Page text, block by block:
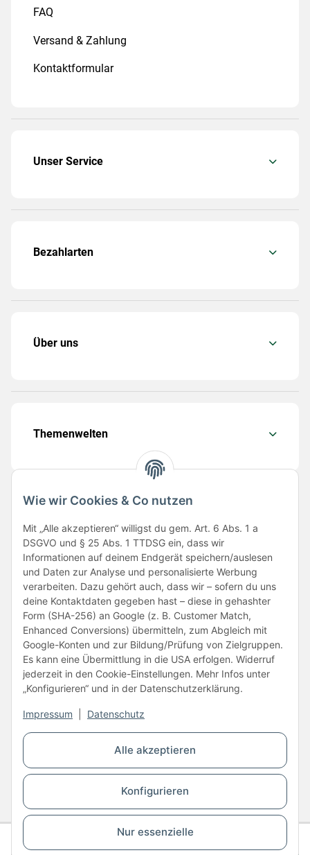
Alle akzeptieren
Konfigurieren
Nur essenzielle
Wie wir Cookies & Co nutzen
Mit „Alle akzeptieren“ willigst du gem. Art. 6 Abs. 1 a
DSGVO und § 25 Abs. 1 TTDSG ein, dass wir
Informationen auf deinem Endgerät speichern/auslesen
und Daten zur Analyse und personalisierte Werbung
verarbeiten. Dazu gehört auch, dass wir – sofern du uns
deine Kontaktdaten gegeben hast – diese in gehashter
Form (SHA-256) an Google (z. B. Customer Match,
Enhanced Conversions) übermitteln, zum Abgleich mit
Google-Konten und zur Bildung/Prüfung von Zielgruppen.
Es kann eine Übermittlung in die USA erfolgen. Widerruf
jederzeit in den Cookie-Einstellungen. Mehr Infos unter
„Konfigurieren“ und in der Datenschutzerklärung.
Impressum Datenschutz
Staffel 1
FAQ
Versand & Zahlung
Kontaktformular
Unser Service
Bezahlarten
Über uns
Themenwelten
Folge uns
Unsere Partner
Vertrag widerrufen
* Alle Preise inkl. gesetzlicher USt., zzgl.Versand
© Copyright © 2026 www.kartons24.de
BB-Verpackungen GmbH
- Brendelweg 167, 27755 Delmenhorst - Telefon:
+49 (0)4221 42165 30